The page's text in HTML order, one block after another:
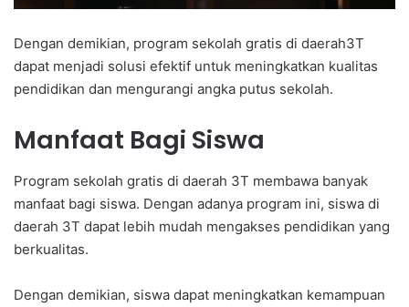
Dengan demikian, program sekolah gratis di daerah3T
dapat menjadi solusi efektif untuk meningkatkan kualitas
pendidikan dan mengurangi angka putus sekolah.
Manfaat Bagi Siswa
Program sekolah gratis di daerah 3T membawa banyak
manfaat bagi siswa. Dengan adanya program ini, siswa di
daerah 3T dapat lebih mudah mengakses pendidikan yang
berkualitas.
Dengan demikian, siswa dapat meningkatkan kemampuan